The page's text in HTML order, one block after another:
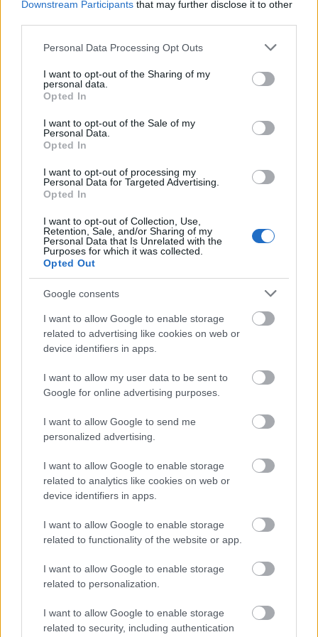
Downstream Participants that may further disclose it to other
Please note that this website/app uses one or more Google
not limited to your visit or usage behaviour. You may click to
grant or deny consent to Google and its third-party tags to
use your data for below specified purposes in below Google
consent section.
Personal Data Processing Opt Outs
I want to opt-out of the Sharing of my
personal data.
Opted In
I want to opt-out of the Sale of my
Personal Data.
Opted In
I want to opt-out of processing my
Personal Data for Targeted Advertising.
Opted In
I want to opt-out of Collection, Use,
Retention, Sale, and/or Sharing of my
Personal Data that Is Unrelated with the
Purposes for which it was collected.
Opted Out
Google consents
I want to allow Google to enable storage
related to advertising like cookies on web or
device identifiers in apps.
I want to allow my user data to be sent to
Google for online advertising purposes.
I want to allow Google to send me
personalized advertising.
I want to allow Google to enable storage
related to analytics like cookies on web or
device identifiers in apps.
I want to allow Google to enable storage
related to functionality of the website or app.
I want to allow Google to enable storage
related to personalization.
I want to allow Google to enable storage
related to security, including authentication
megteremtése. A játszótéren is lehet már
komolyabb szabályok szerint játszani,
csapatsportolni. De 5-6 éves korban ideális az
Érdemes kihasználni, ha a gyerek kérdez és
komplexebb válaszokat adni. A hétköznapi élet
gyerekkel. Pl. Miért fúj a szél? Vagy a családi
viszonyok részletes megbeszélése stb. Az
Kerüljük a lerázó, elbagatellizáló, kisgyermeki
látásmódú válaszokat!
a pedagógusokkal, konfliktushelyzetekben (jó
példa, ha a szülő saját esetén keresztül beszél
meg egy-egy iskolai helyzetet)
szakasz. A család iskolaérettségéről, az
iskolakezdésre való felkészülésről, a buktatókról és a
családok specifikus kérdéseirőlAz iskoláskor
pszichológiája. Fókuszban az iskolaérettség és az
részletesebben.
2019. január 30. csütörtök 17-18:30
Cosmic Latte Szaloniroda
1113 Budapest, Bartók Béla út 79. félemelet 1. (8-as
kapucsengő)
Jelentkezni az alábbi Google Form elküldésével és a
részvételi díj befizetésével lehet. A Form elküldése
után emailben küldöm a díjbekérő számlát.
JELENTKEZEM!